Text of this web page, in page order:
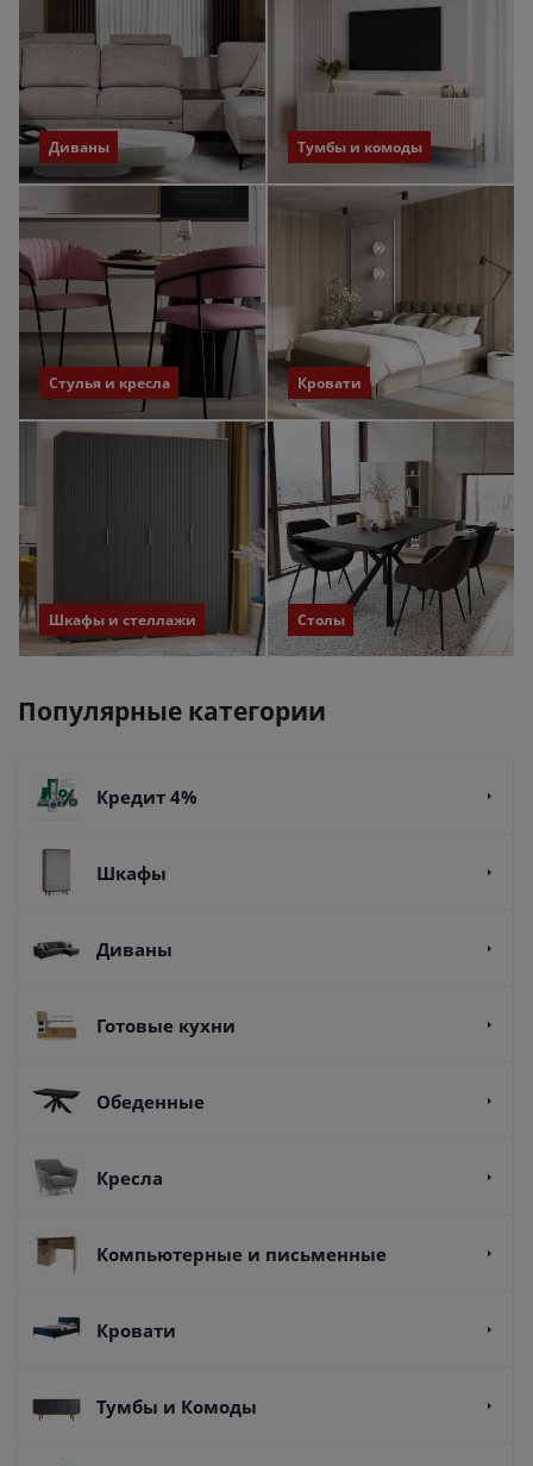
Диваны Тумбы и комоды
Стулья и кресла Кровати
Шкафы и стеллажи Столы
Популярные категории
Кредит 4%
Шкафы
Диваны
Готовые кухни
Обеденные
Кресла
Компьютерные и письменные
Кровати
Тумбы и Комоды